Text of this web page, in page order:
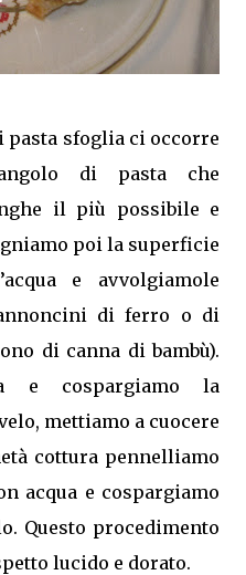
sfoglia ci occorre
di pasta che
il più possibile e
poi la superficie
e avvolgiamole
di ferro o di
di canna di bambù).
e cospargiamo la
mettiamo a cuocere
cottura pennelliamo
acqua e cospargiamo
Questo procedimento
lucido e dorato.